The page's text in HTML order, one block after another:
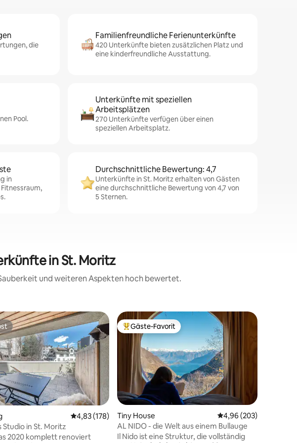
die
Familienfreundliche Ferienunterkünfte
420 Unterkünfte bieten zusätzlichen Platz und
eine kinderfreundliche Ausstattung.
Pool.
Unterkünfte mit speziellen
Arbeitsplätzen
270 Unterkünfte verfügen über einen
speziellen Arbeitsplatz.
in
Durchschnittliche Bewertung: 4,7
Unterkünfte in St. Moritz erhalten von Gästen
eine durchschnittliche Bewertung von 4,7 von
5 Sternen.
in St. Moritz
und weiteren Aspekten hoch bewertet.
4,99 von 5, 180 Bewertungen
Durchschnittliche Bewertung: 4,83 von 5, 178 Bewertungen
4,83 (178)
Studio in St. Moritz
2020 komplett renoviert
Beliebter Gäste-Favorit.
Gäste-Favorit
Tiny House Durchschnittliche
4,96 (203)
AL NIDO - die Welt aus einem Bullauge
Il Nido ist eine Struktur, die vollständig